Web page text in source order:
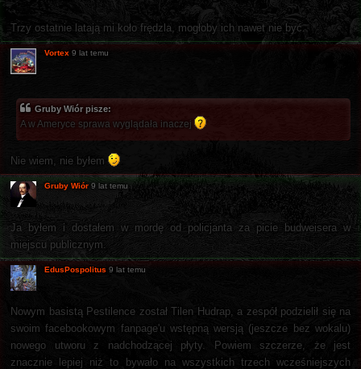
Trzy ostatnie latają mi koło frędzla, mogłoby ich nawet nie być.
Vortex 9 lat temu
Gruby Wiór pisze:
A w Ameryce sprawa wyglądała inaczej
Nie wiem, nie byłem
Gruby Wiór 9 lat temu
Ja byłem i dostałem w mordę od policjanta za picie budweisera w
miejscu publicznym.
EdusPospolitus 9 lat temu
Nowym basistą Pestilence został Tilen Hudrap, a zespół podzielił się na
swoim facebookowym fanpage'u wstępną wersją (jeszcze bez wokalu)
nowego utworu z nadchodzącej płyty. Powiem szczerze, że jest
znacznie lepiej niż to bywało na wszystkich trzech wcześniejszych